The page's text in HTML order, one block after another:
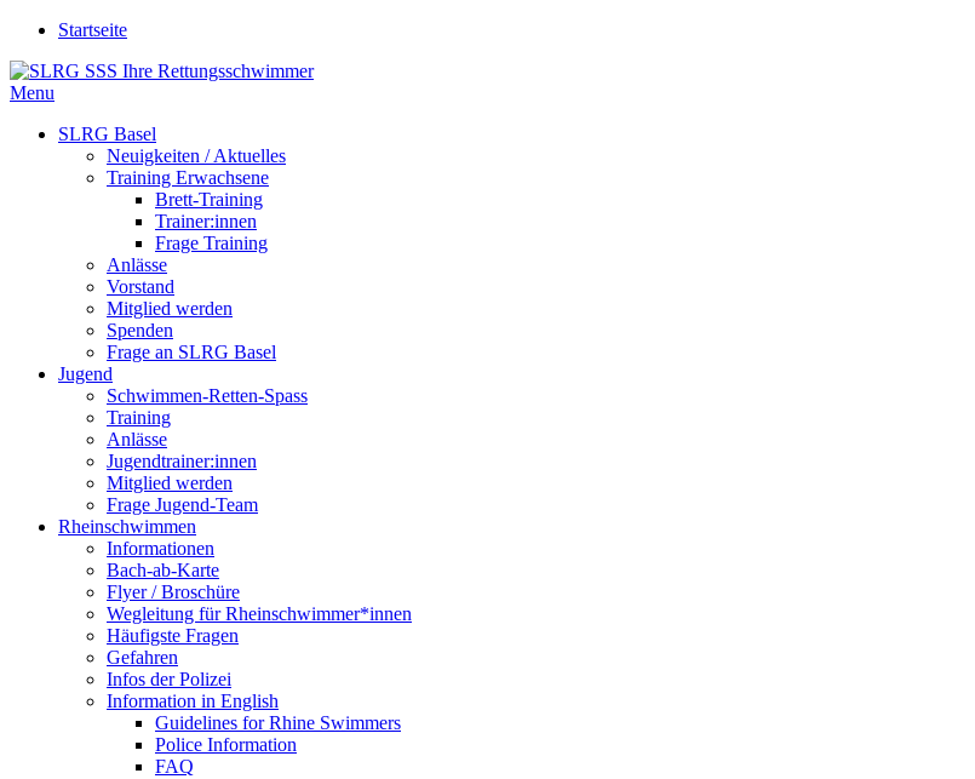
Startseite
Menu
SLRG Basel
Neuigkeiten / Aktuelles
Training Erwachsene
Brett-Training
Trainer:innen
Frage Training
Anlässe
Vorstand
Mitglied werden
Spenden
Frage an SLRG Basel
Jugend
Schwimmen-Retten-Spass
Training
Anlässe
Jugendtrainer:innen
Mitglied werden
Frage Jugend-Team
Rheinschwimmen
Informationen
Bach-ab-Karte
Flyer / Broschüre
Wegleitung für Rheinschwimmer*innen
Häufigste Fragen
Gefahren
Infos der Polizei
Information in English
Guidelines for Rhine Swimmers
Police Information
FAQ